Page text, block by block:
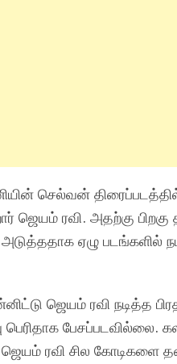
செல்வன்
ர்ஜெயம் ரவி. அதற்கு பிறகு
அடுத்ததாக ஏழு
ஜெயம் ரவி நடித்த
பெரிதாக
ஜெயம் ரவி சில கோடிகளை